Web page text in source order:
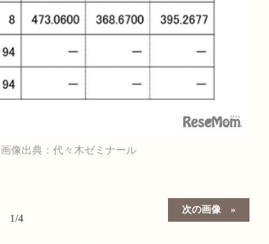
画像出典：代々木ゼミナール
次の画像
1/4